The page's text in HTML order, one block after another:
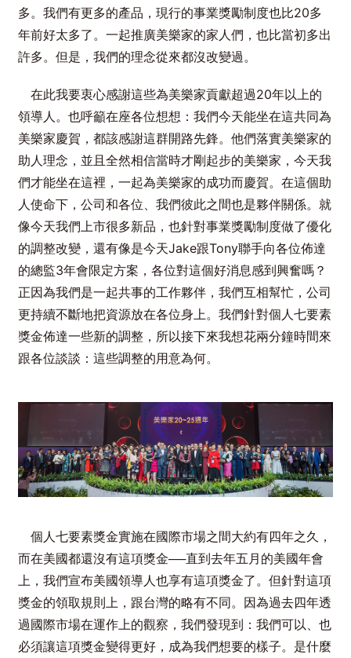
多。我們有更多的產品，現行的事業獎勵制度也比20多
年前好太多了。一起推廣美樂家的家人們，也比當初多出
許多。但是，我們的理念從來都沒改變過。
在此我要衷心感謝這些為美樂家貢獻超過20年以上的
領導人。也呼籲在座各位想想：我們今天能坐在這共同為
美樂家慶賀，都該感謝這群開路先鋒。他們落實美樂家的
助人理念，並且全然相信當時才剛起步的美樂家，今天我
們才能坐在這裡，一起為美樂家的成功而慶賀。在這個助
人使命下，公司和各位、我們彼此之間也是夥伴關係。就
像今天我們上市很多新品，也針對事業獎勵制度做了優化
的調整改變，還有像是今天Jake跟Tony聯手向各位佈達
的總監3年會限定方案，各位對這個好消息感到興奮嗎？
正因為我們是一起共事的工作夥伴，我們互相幫忙，公司
更持續不斷地把資源放在各位身上。我們針對個人七要素
獎金佈達一些新的調整，所以接下來我想花兩分鐘時間來
跟各位談談：這些調整的用意為何。
個人七要素獎金實施在國際市場之間大約有四年之久，
而在美國都還沒有這項獎金──直到去年五月的美國年會
上，我們宣布美國領導人也享有這項獎金了。但針對這項
獎金的領取規則上，跟台灣的略有不同。因為過去四年透
過國際市場在運作上的觀察，我們發現到：我們可以、也
必須讓這項獎金變得更好，成為我們想要的樣子。是什麼